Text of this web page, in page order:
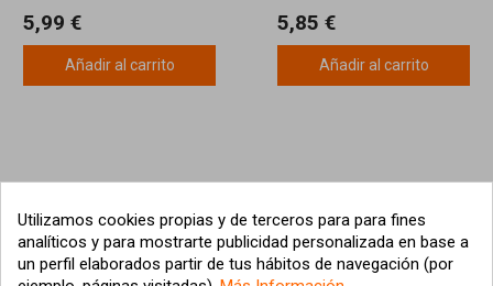
5,99 €
Añadir al carrito
5,85 €
Añadir al carrito
Utilizamos cookies propias y de terceros para para fines
analíticos y para mostrarte publicidad personalizada en base a
un perfil elaborados partir de tus hábitos de navegación (por